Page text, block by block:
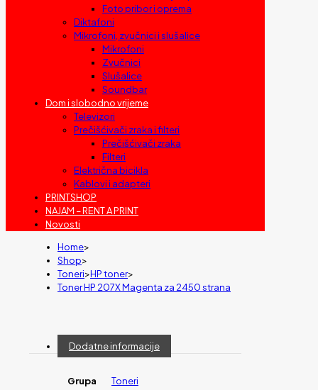
Foto pribor i oprema
Diktafoni
Mikrofoni, zvučnici i slušalice
Mikrofoni
Zvučnici
Slušalice
Soundbar
Dom i slobodno vrijeme
Televizori
Prečišćivači zraka i filteri
Prečišćivači zraka
Filteri
Električna bicikla
Kablovi i adapteri
PRINTSHOP
NAJAM – RENT A PRINT
Novosti
Home>
Shop>
Toneri>HP toner>
Toner HP 207X Magenta za 2450 strana
Dodatne informacije
Grupa Toneri